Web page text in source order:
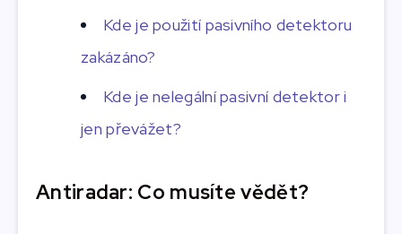
Kde je použití pasivního detektoru
zakázáno?
Kde je nelegální pasivní detektor i
jen převážet?
Antiradar: Co musíte vědět?